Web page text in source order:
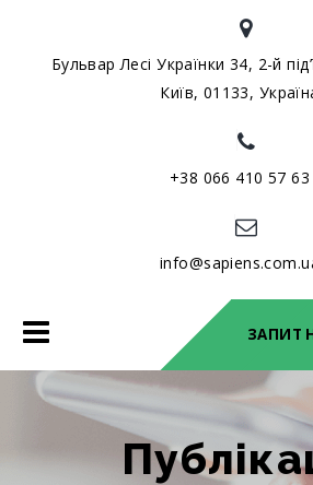
Бульвар Лесі Українки 34, 2-й
Київ, 01133,
+38 066 410 57 63
Toggle
navigation
ЗАПИТ